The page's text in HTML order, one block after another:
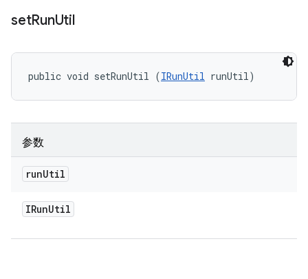
setRunUtil
public void setRunUtil (IRunUtil runUtil)
参数
runUtil
IRunUtil